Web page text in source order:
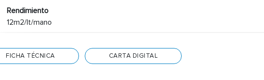
Rendimiento
12m2/lt/mano
FICHA TÉCNICA CARTA DIGITAL